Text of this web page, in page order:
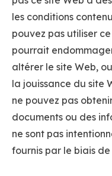
les conditions
pouvez pas utiliser
pourrait
altérer le site Web,
la jouissance du site
ne pouvez pas
documents ou des
ne sont pas
fournis par le biais